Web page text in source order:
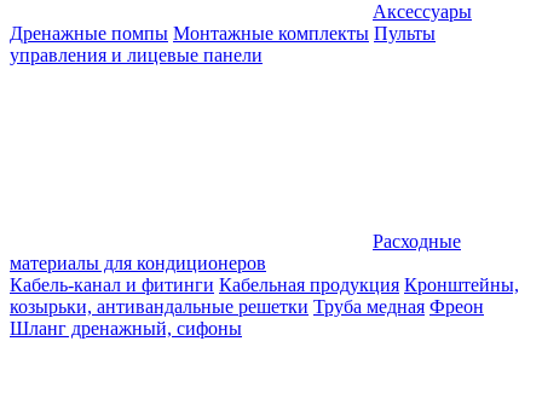
Аксессуары
Дренажные помпы Монтажные комплекты Пульты
управления и лицевые панели
Расходные
материалы для кондиционеров
Кабель-канал и фитинги Кабельная продукция Кронштейны,
козырьки, антивандальные решетки Труба медная Фреон
Шланг дренажный, сифоны